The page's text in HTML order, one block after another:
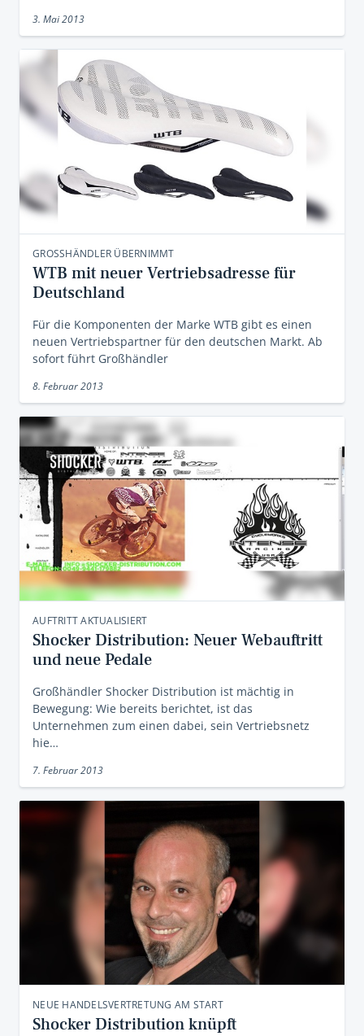
3. Mai 2013
GROSSHÄNDLER ÜBERNIMMT
WTB mit neuer Vertriebsadresse für
Deutschland
Für die Komponenten der Marke WTB gibt es einen
neuen Vertriebspartner für den deutschen Markt. Ab
sofort führt Großhändler
8. Februar 2013
AUFTRITT AKTUALISIERT
Shocker Distribution: Neuer Webauftritt
und neue Pedale
Großhändler Shocker Distribution ist mächtig in
Bewegung: Wie bereits berichtet, ist das
Unternehmen zum einen dabei, sein Vertriebsnetz
hie…
7. Februar 2013
NEUE HANDELSVERTRETUNG AM START
Shocker Distribution knüpft